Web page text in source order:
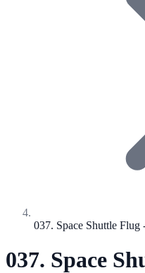
037. Space Shuttle
037. Space